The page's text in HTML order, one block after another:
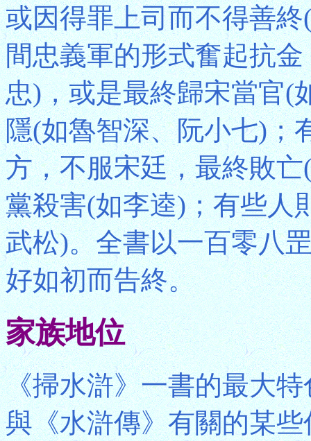
或因得罪上司而不得善
間忠義軍的形式奮起抗
忠)，或是最終歸宋當官(
隱(如魯智深、阮小七)；
方，不服宋廷，最終敗
黨殺害(如李逵)；有些人
武松)。全書以一百零八
好如初而告終。
家族地位
《掃水滸》一書的最大
與《水滸傳》有關的某